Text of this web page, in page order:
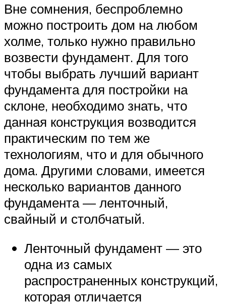
Вне сомнения, беспроблемно
можно построить дом на любом
холме, только нужно правильно
возвести фундамент. Для того
чтобы выбрать лучший вариант
фундамента для постройки на
склоне, необходимо знать, что
данная конструкция возводится
практическим по тем же
технологиям, что и для обычного
дома. Другими словами, имеется
несколько вариантов данного
фундамента — ленточный,
свайный и столбчатый.
Ленточный фундамент — это
одна из самых
распространенных конструкций,
которая отличается